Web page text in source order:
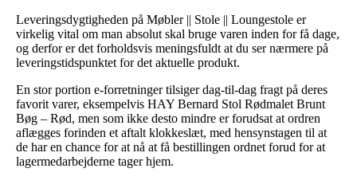
Leveringsdygtigheden på Møbler || Stole || Loungestole er
virkelig vital om man absolut skal bruge varen inden for få dage,
og derfor er det forholdsvis meningsfuldt at du ser nærmere på
leveringstidspunktet for det aktuelle produkt.
En stor portion e-forretninger tilsiger dag-til-dag fragt på deres
favorit varer, eksempelvis HAY Bernard Stol Rødmalet Brunt
Bøg – Rød, men som ikke desto mindre er forudsat at ordren
aflægges forinden et aftalt klokkeslæt, med hensynstagen til at
de har en chance for at nå at få bestillingen ordnet forud for at
lagermedarbejderne tager hjem.